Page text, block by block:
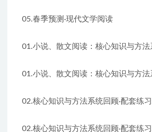
05.春季预测·现代文学阅读
01.小说、散文阅读：核心知识与方
01.小说、散文阅读：核心知识与方
02.核心知识与方法系统回顾·配套练
02.核心知识与方法系统回顾·配套练